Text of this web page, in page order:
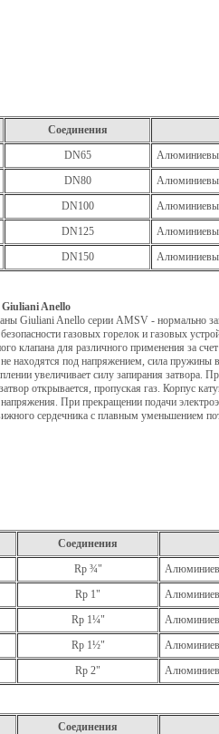
Соединения
DN65
DN80
DN100
DN125
DN150
Anello
Giuliani Anello серии AMSV - нормально
газовых горелок и газовых
клапана для различного применения за
находятся под напряжением, сила пружины
увеличивает силу запирания затвора.
открывается, пропуская газ. Корпус
При прекращении подачи
сердечника с плавным уменьшением
Соединения
Rp ¾"
Rp 1"
Rp 1¼"
Rp 1½"
Rp 2"
Соединения